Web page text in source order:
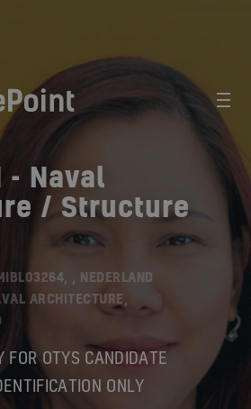
- Naval
/ Structure
, NEDERLAND
ARCHITECTURE,
FOR OTYS CANDIDATE
ONLY